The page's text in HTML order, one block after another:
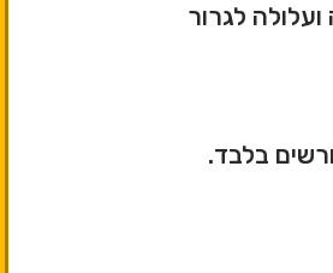
לגרור
בלבד.